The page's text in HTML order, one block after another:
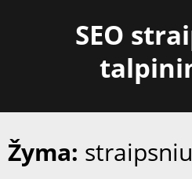
SEO
Žyma: